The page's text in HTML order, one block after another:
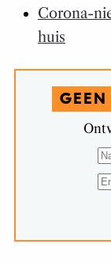
Corona-
huis